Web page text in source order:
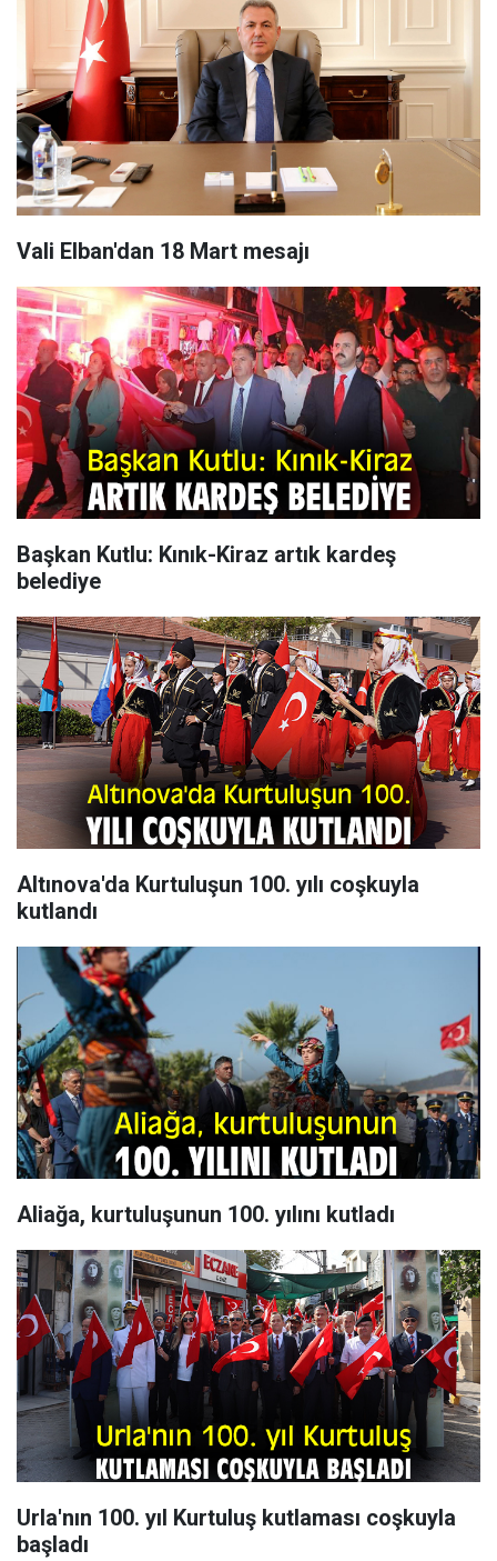
Vali Elban'dan 18 Mart mesajı
Başkan Kutlu: Kınık-Kiraz artık kardeş
belediye
Altınova'da Kurtuluşun 100. yılı coşkuyla
kutlandı
Aliağa, kurtuluşunun 100. yılını kutladı
Urla'nın 100. yıl Kurtuluş kutlaması coşkuyla
başladı